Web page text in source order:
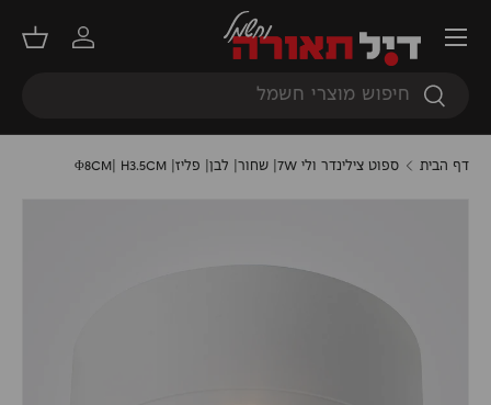
דילוג
חיפוש
חיפוש
התחברות
סל
תפריט
דף הבית ספוט צילינדר ולי 7W| שחור| לבן| פליז| Φ8CM| H3.5CM